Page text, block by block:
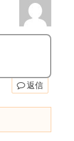
返信